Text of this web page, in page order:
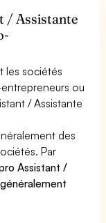
/ Assistante
les sociétés
ou
/ Assistante
des
Par
Assistant /